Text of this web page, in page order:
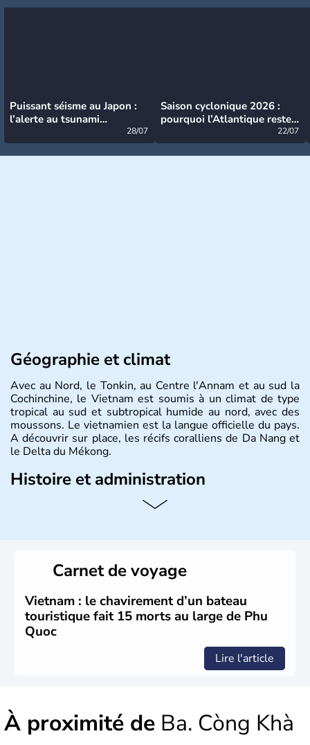
Puissant séisme au Japon :
l’alerte au tsunami
28/07
Saison cyclonique 2026 :
pourquoi l’Atlantique reste
22/07
Géographie et climat
Avec au Nord, le Tonkin, au Centre l'Annam et au sud la
Cochinchine, le Vietnam est soumis à un climat de type
tropical au sud et subtropical humide au nord, avec des
moussons. Le vietnamien est la langue officielle du pays.
A découvrir sur place, les récifs coralliens de Da Nang et
le Delta du Mékong.
Histoire et administration
Pays d'Asie du Sud-Est situé sur l'est de la péninsule
nom récent de l'ancienne Saïgon.
Carnet de voyage
Vietnam : le chavirement d’un bateau
touristique fait 15 morts au large de Phu
Quoc
Lire l'article
À proximité de Ba. Còng Khà